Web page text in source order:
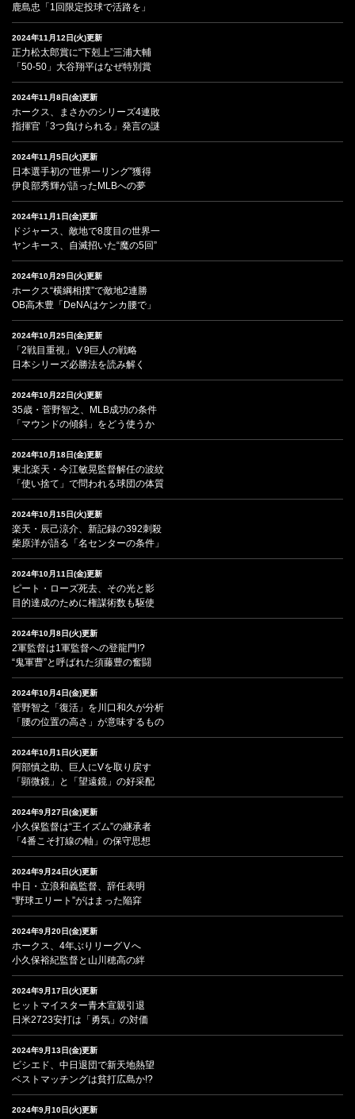
鹿島忠「1回限定投球で活路を」
2024年11月12日(火)更新
正力松太郎賞に“下剋上”三浦大輔
「50-50」大谷翔平はなぜ特別賞
2024年11月8日(金)更新
ホークス、まさかのシリーズ4連敗
指揮官「3つ負けられる」発言の謎
2024年11月5日(火)更新
日本選手初の“世界一リング”獲得
伊良部秀輝が語ったMLBへの夢
2024年11月1日(金)更新
ドジャース、敵地で8度目の世界一
ヤンキース、自滅招いた“魔の5回”
2024年10月29日(火)更新
ホークス“横綱相撲”で敵地2連勝
OB高木豊「DeNAはケンカ腰で」
2024年10月25日(金)更新
「2戦目重視」Ⅴ9巨人の戦略
日本シリーズ必勝法を読み解く
2024年10月22日(火)更新
35歳・菅野智之、MLB成功の条件
「マウンドの傾斜」をどう使うか
2024年10月18日(金)更新
東北楽天・今江敏晃監督解任の波紋
「使い捨て」で問われる球団の体質
2024年10月15日(火)更新
楽天・辰己涼介、新記録の392刺殺
柴原洋が語る「名センターの条件」
2024年10月11日(金)更新
ピート・ローズ死去、その光と影
目的達成のために権謀術数も駆使
2024年10月8日(火)更新
2軍監督は1軍監督への登龍門!?
“鬼軍曹”と呼ばれた須藤豊の奮闘
2024年10月4日(金)更新
菅野智之「復活」を川口和久が分析
「腰の位置の高さ」が意味するもの
2024年10月1日(火)更新
阿部慎之助、巨人にVを取り戻す
「顕微鏡」と「望遠鏡」の好采配
2024年9月27日(金)更新
小久保監督は“王イズム”の継承者
「4番こそ打線の軸」の保守思想
2024年9月24日(火)更新
中日・立浪和義監督、辞任表明
“野球エリート”がはまった陥穽
2024年9月20日(金)更新
ホークス、4年ぶりリーグⅤへ
小久保裕紀監督と山川穂高の絆
2024年9月17日(火)更新
ヒットマイスター青木宣親引退
日米2723安打は「勇気」の対価
2024年9月13日(金)更新
ビシエド、中日退団で新天地熱望
ベストマッチングは貧打広島か!?
2024年9月10日(火)更新